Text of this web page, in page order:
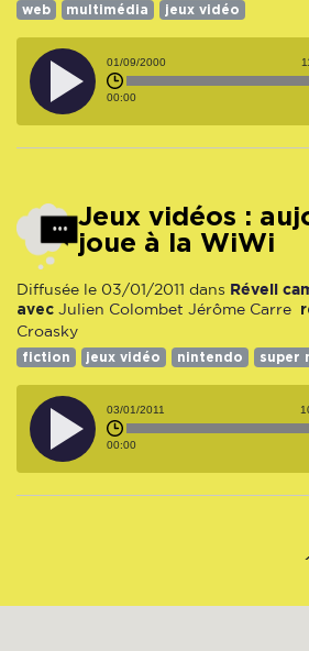
web multimédia jeux vidéo
01/09/2000
00:00
Jeux vidéos : aujourd’hui on
joue à la WiWi
Diffusée le 03/01/2011 dans Réveil
avec Julien Colombet Jérôme Carre
Croasky
fiction jeux vidéo nintendo super
03/01/2011
00:00